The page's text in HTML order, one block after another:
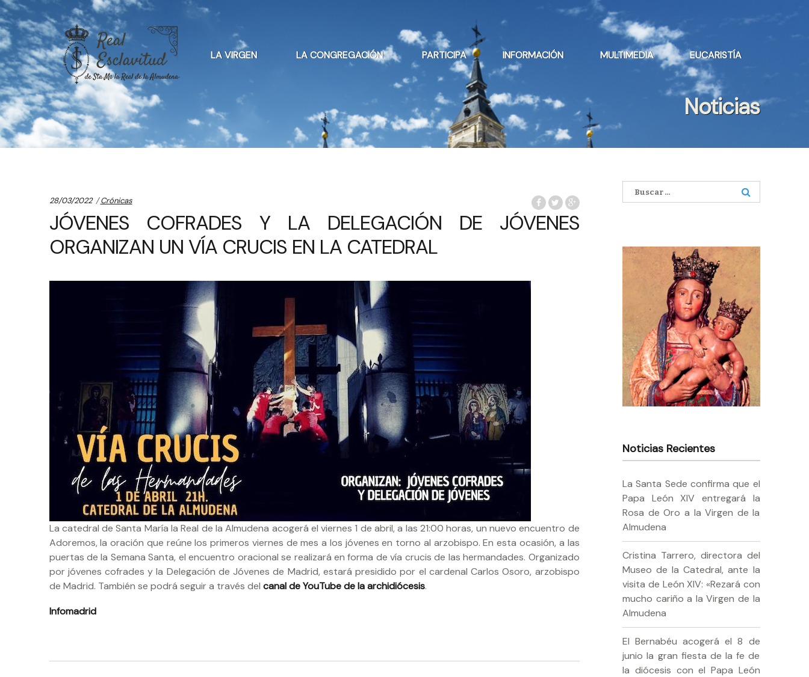
Skip
to
navigation
Skip
to
content
LA VIRGEN LA CONGREGACIÓN PARTICIPA INFORMACIÓN MULTIMEDIA EUCARISTÍA
Noticias
28/03/2022 Categories:
Crónicas
JÓVENES COFRADES Y LA DELEGACIÓN DE JÓVENES
ORGANIZAN UN VÍA CRUCIS EN LA CATEDRAL
La catedral de Santa María la Real de la Almudena acogerá el viernes 1 de abril, a las 21:00 horas, un nuevo encuentro de
Adoremos, la oración que reúne los primeros viernes de mes a los jóvenes en torno al arzobispo. En esta ocasión, a las
puertas de la Semana Santa, el encuentro oracional se realizará en forma de vía crucis de las hermandades. Organizado
por jóvenes cofrades y la Delegación de Jóvenes de Madrid, estará presidido por el cardenal Carlos Osoro, arzobispo
de Madrid. También se podrá seguir a través del canal de YouTube de la archidiócesis.
Infomadrid
Buscar:
Noticias Recientes
La Santa Sede confirma que el
Papa León XIV entregará la
Rosa de Oro a la Virgen de la
Almudena
Cristina Tarrero, directora del
Museo de la Catedral, ante la
visita de León XIV: «Rezará con
mucho cariño a la Virgen de la
Almudena
El Bernabéu acogerá el 8 de
junio la gran fiesta de la fe de
la diócesis con el Papa León